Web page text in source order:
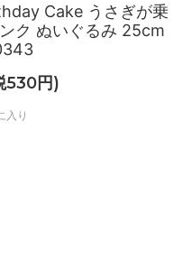
Cake うさぎが乗
ク ぬいぐるみ 25cm
530円)
入り